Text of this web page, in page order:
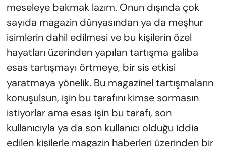
meseleye bakmak lazım. Onun dışında çok
sayıda magazin dünyasından ya da meşhur
isimlerin dahil edilmesi ve bu kişilerin özel
hayatları üzerinden yapılan tartışma galiba
esas tartışmayı örtmeye, bir sis etkisi
yaratmaya yönelik. Bu magazinel tartışmaların
konuşulsun, işin bu tarafını kimse sormasın
istiyorlar ama esas işin bu tarafı, son
kullanıcıyla ya da son kullanıcı olduğu iddia
edilen kişilerle magazin haberleri üzerinden bir